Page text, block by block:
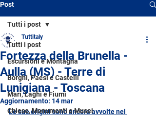
Post
Tutti i post
Escursioni e Montagna
Borghi, Paesi e Castelli
Mari, Laghi e Fiumi
Chiese, Monumenti e Musei
Tutti i post
Fortezza della Brunella -
Aulla (MS) - Terre di
Lunigiana - Toscana
Tuttitaly
Aggiornamento: 14 mar
Le sue origini sono ancora avvolte nel